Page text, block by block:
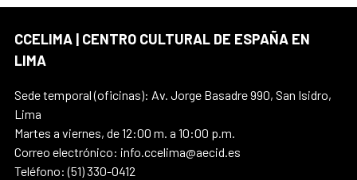
CCELIMA | CENTRO CULTURAL DE ESPAÑA EN
LIMA
Sede temporal (oficinas): Av. Jorge Basadre 990, San Isidro,
Lima
Martes a viernes, de 12:00 m. a 10:00 p.m.
Correo electrónico: info.ccelima@aecid.es
Teléfono: (51) 330-0412